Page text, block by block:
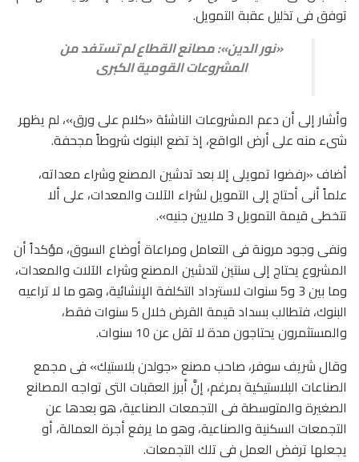
توفق فى تذليل عقبة التمويل.
«نور الدين»: مصانع القطاع لم تستفد من
المشروعات القومية الكبرى
وأشار إلى أن دعم المشروعات الناشئة «كلام على ورق»، لم يظهر
شىء منه على أرض الواقع، إذ تضع البنوك شروطاً مجحفة.
أضاف «رفضوا تمويلى إلا بعد تدشين المصنع وشراء معداته،
علماً أنى أحتاج إلى التمويل لشراء الآلات والمعدات، على ألا
تتخطى قيمة التمويل 3 ملايين جنيه».
ونفى وجود مرونة فى التعامل ومراعاة أوضاع السوق، مؤكداً أن
المشروع يحتاج إلى سنتين لتدشين المصنع وشراء الآلات والمعدات،
وما بين 3 و5 سنوات لاسترداد التكلفة الإنشائية، وهو ما لا تراعيه
البنوك، فتطالب بسداد قيمة القرض خلال 5 سنوات فقط،
والمستثمرون يحتاجون مدة لا تقل عن 10 سنوات.
وقال شريف سوفر، صاحب مصنع «جولدن بلاستيك» فى مجمع
الصناعات البلاستيكية بمرغم، إنَّ أبرز العقبات التى تواجه المصانع
الصغيرة والمتوسطة فى التجمعات الصناعية، هو بعدها عن
التجمعات السكنية والصناعية، وهو ما يرفع أجرة العمالة، أو
يجعلها ترفض العمل فى تلك التجمعات.